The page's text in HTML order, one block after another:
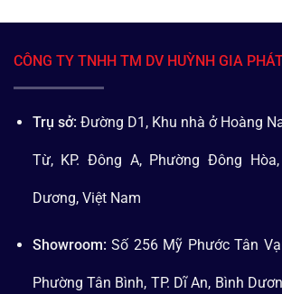
CÔNG TY TNHH TM DV HUỲNH GIA
Trụ sở: Đường D1, Khu nhà ở Hoàng
Từ, KP. Đông A, Phường Đông
Dương, Việt Nam
Showroom: Số 256 Mỹ Phước Tân
Phường Tân Bình, TP. Dĩ An, Bình